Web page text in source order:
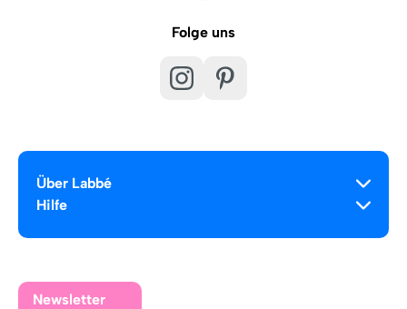
Folge uns
Über Labbé
Hilfe
Newsletter